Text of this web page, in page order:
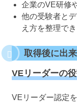
企業のVE研修
他の受験者と
え方を整理で
取得後に出
VEリーダーの役
VEリーダー認定